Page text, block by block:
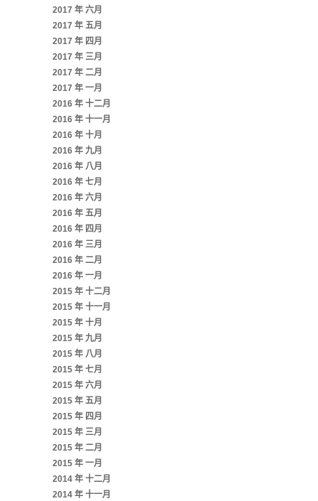
2017 年 六月
2017 年 五月
2017 年 四月
2017 年 三月
2017 年 二月
2017 年 一月
2016 年 十二月
2016 年 十一月
2016 年 十月
2016 年 九月
2016 年 八月
2016 年 七月
2016 年 六月
2016 年 五月
2016 年 四月
2016 年 三月
2016 年 二月
2016 年 一月
2015 年 十二月
2015 年 十一月
2015 年 十月
2015 年 九月
2015 年 八月
2015 年 七月
2015 年 六月
2015 年 五月
2015 年 四月
2015 年 三月
2015 年 二月
2015 年 一月
2014 年 十二月
2014 年 十一月